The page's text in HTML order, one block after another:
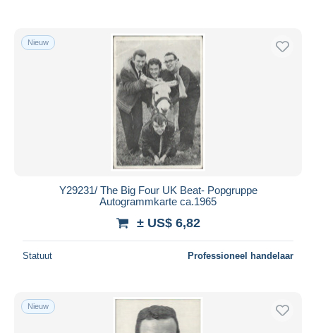
Nieuw
Y29231/ The Big Four UK Beat- Popgruppe
Autogrammkarte ca.1965
± US$ 6,82
Statuut Professioneel handelaar
Nieuw